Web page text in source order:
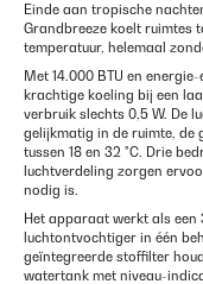
Einde aan tropische
Grandbreeze koelt ruimtes
temperatuur, helemaal
Met 14.000 BTU en
krachtige koeling bij een
verbruik slechts 0,5 W. De
gelijkmatig in de ruimte, de
tussen 18 en 32 °C. Drie
luchtverdeling zorgen
nodig is.
Het apparaat werkt als
luchtontvochtiger in één
geïntegreerde stoffilter
watertank met niveau-